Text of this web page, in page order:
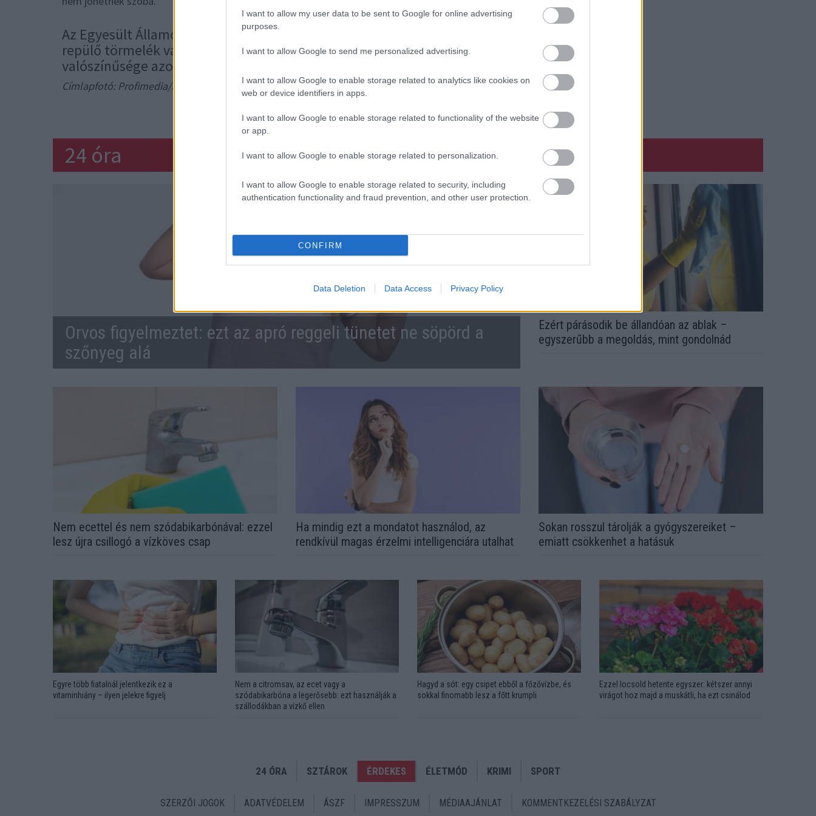
I want to allow my user data to be sent to Google for online advertising
purposes.
I want to allow Google to send me personalized advertising.
I want to allow Google to enable storage related to analytics like cookies on
web or device identifiers in apps.
I want to allow Google to enable storage related to functionality of the website
or app.
I want to allow Google to enable storage related to personalization.
I want to allow Google to enable storage related to security, including
authentication functionality and fraud prevention, and other user protection.
CONFIRM
Data Deletion Data Access Privacy Policy
Az Egyesült Államok Szövetségi Légügyi Hivatala (FAA) kijelentette, hogy
repülő törmelék vagy űrszemét okozta károk előfordulhatnak. Ennek
valószínűsége azonban egy a billióhoz. A vizsgálat folyamatban van.
Címlapfotó: Profimedia/RedDot
24 óra
Orvos figyelmeztet: ezt az apró reggeli tünetet ne söpörd a
szőnyeg alá
Ezért párásodik be állandóan az ablak –
egyszerűbb a megoldás, mint gondolnád
Nem ecettel és nem szódabikarbónával: ezzel
lesz újra csillogó a vízköves csap
Ha mindig ezt a mondatot használod, az
rendkívül magas érzelmi intelligenciára utalhat
Sokan rosszul tárolják a gyógyszereiket –
emiatt csökkenhet a hatásuk
Egyre több fiatalnál jelentkezik ez a
vitaminhiány – ilyen jelekre figyelj
Nem a citromsav, az ecet vagy a
szódabikarbóna a legerősebb: ezt használják a
szállodákban a vízkő ellen
Hagyd a sót: egy csipet ebből a főzővízbe, és
sokkal finomabb lesz a főtt krumpli
Ezzel locsold hetente egyszer: kétszer annyi
virágot hoz majd a muskátli, ha ezt csinálod
24 ÓRA SZTÁROK ÉRDEKES ÉLETMÓD KRIMI SPORT
SZERZŐI JOGOK ADATVÉDELEM ÁSZF IMPRESSZUM MÉDIAAJÁNLAT KOMMENTKEZELÉSI SZABÁLYZAT